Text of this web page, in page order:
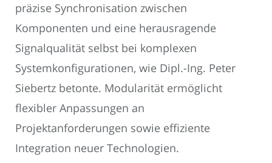
präzise Synchronisation zwischen
Komponenten und eine herausragende
Signalqualität selbst bei komplexen
Systemkonfigurationen, wie Dipl.-Ing. Peter
Siebertz betonte. Modularität ermöglicht
flexibler Anpassungen an
Projektanforderungen sowie effiziente
Integration neuer Technologien.